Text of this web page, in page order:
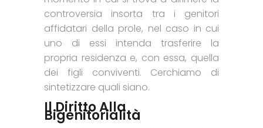
controversia insorta tra i genitori
affidatari della prole, nel caso in cui
uno di essi intenda trasferire la
propria residenza e, con essa, quella
dei figli conviventi. Cerchiamo di
sintetizzare quali siano.
Il Diritto Alla
Bigenitorialità